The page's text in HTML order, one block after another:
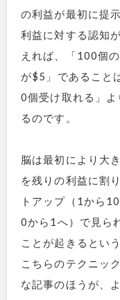
の利益が最初に提
利益に対する認知
えれば、「100個
が$5」であること
0個受け取れる」
るのです。
脳は最初により大
を残りの利益に割
トアップ（1から
0から1へ）で見ら
ことが起きるとい
こちらのテクニッ
な記事のほうが、